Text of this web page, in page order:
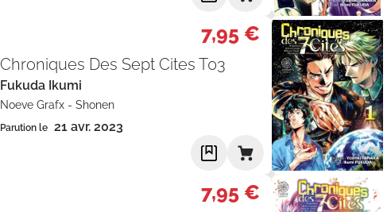
7,95 €
Chroniques Des Sept Cites T03
Fukuda Ikumi
Noeve Grafx - Shonen
Parution le 21 avr. 2023
7,95 €